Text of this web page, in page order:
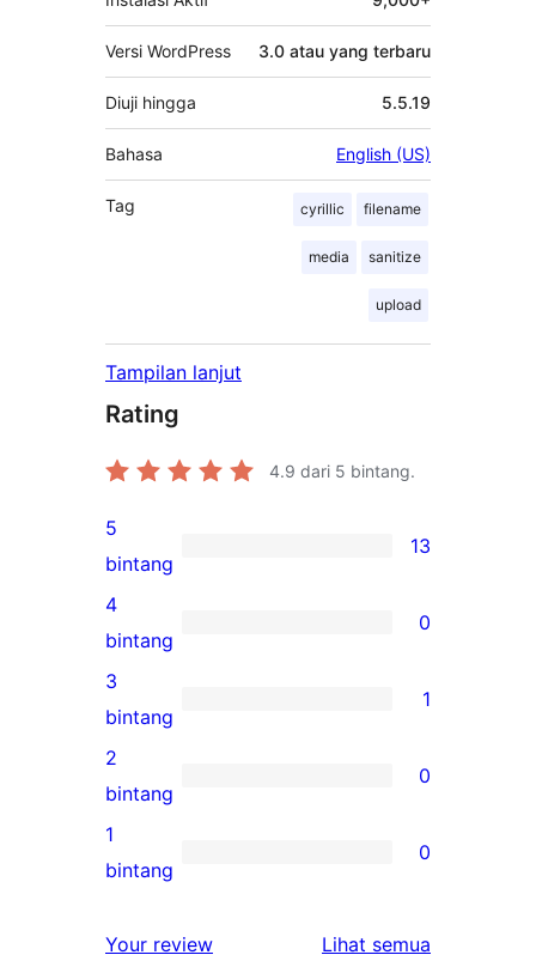
Versi WordPress 3.0 atau yang terbaru
Diuji hingga 5.5.19
Bahasa English (US)
Tag cyrillic filename
media sanitize
upload
Tampilan lanjut
Rating
4.9 dari 5 bintang.
13
ulasan
5-
bintang
5
bintang
13
0
ulasan
4-
bintang
4
bintang
0
1
ulasan
3-
bintang
3
bintang
1
0
ulasan
2-
2
bintang
0
0
1-
1
bintang
0
Your review Lihat semua